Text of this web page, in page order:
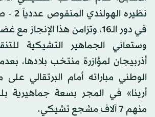
في دور الـ16، وتزامن هذا
وستعاني الجماهير التشيكية
أذربيجان لمؤازرة منتخب بلادها،
الوطني مباراته أمام البرتقالي
منهم 7 آلاف مشجع تشيكي.